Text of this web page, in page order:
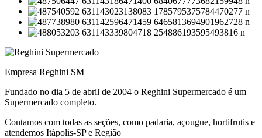
Empresa Reghini SM
Fundado no dia 5 de abril de 2004 o Reghini Supermercado é um
Supermercado completo.
Contamos com todas as seções, como padaria, açougue, hortifrutis e
atendemos Itápolis-SP e Região